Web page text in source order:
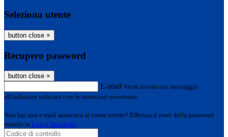
Seleziona utente
button close ×
Recupero password
button close ×
E-mail Verrà inviato un messaggio
all'indirizzo indicato con le istruzioni necessarie.
Non hai una e-mail associata al nome utente? Effettua il reset della password
tramite la Login Spaggiari